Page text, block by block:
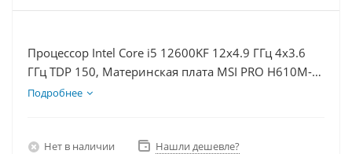
Процессор Intel Core i5 12600KF 12x4.9 ГГц 4x3.6
ГГц TDP 150, Материнская плата MSI PRO H610M-E,
Видеокарта RTX 4080S 16Гб, Память DDR4 16Gb,
Подробнее
Нет в наличии Нашли дешевле?